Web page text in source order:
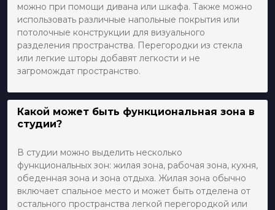
можно при помощи дивана или шкафа. Также можно
использовать различные напольные покрытия или
потолочные конструкции для визуального
разделения пространства. Перегородки из стекла
или легкие шторы добавят легкости и не
загромождат пространство.
Какой может быть функциональная зона в
студии?
В студии можно выделить несколько
функциональных зон: жилая зона, рабочая зона, кухня,
обеденная зона и зона отдыха. Жилая зона обычно
включает спальное место и может быть отделена от
остального пространства легкой перегородкой или